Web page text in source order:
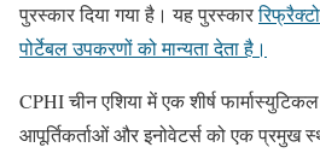
पुरस्कार दिया गया है। यह पुरस्कार
पोर्टेबल उपकरणों को मान्यता देता है।
CPHI चीन एशिया में एक शीर्ष
आपूर्तिकर्ताओं और इनोवेटर्स को एक